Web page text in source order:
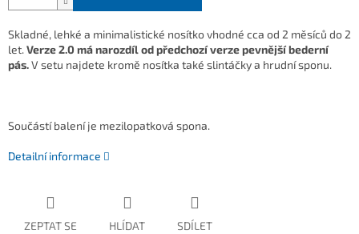
Skladné, lehké a minimalistické nosítko vhodné cca od 2 měsíců do 2
let. Verze 2.0 má narozdíl od předchozí verze pevnější bederní
pás.V setu najdete kromě nosítka také slintáčky a hrudnísponu.
Součástí balení je mezilopatková spona.
Detailní informace
ZEPTAT SE HLÍDAT SDÍLET